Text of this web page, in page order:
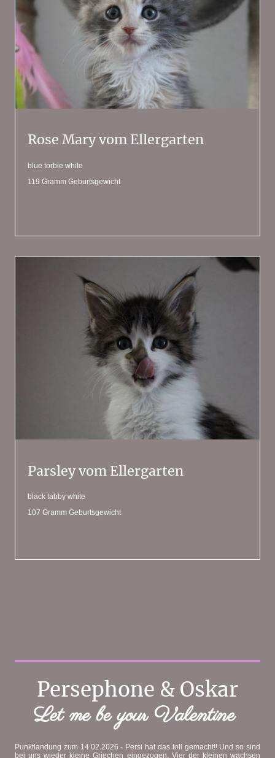
Rose Mary vom Ellergarten
blue torbie white
119 Gramm Geburtsgewicht
Parsley vom Ellergarten
black tabby white
107 Gramm Geburtsgewicht
Persephone & Oskar
Let me be your Valentine
Punktlandung zum 14.02.2026 - Persi hat das toll gemacht!! Und so sind
bei uns wieder kleine Griechen eingezogen. Vier der kleinen wachsen